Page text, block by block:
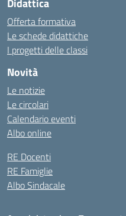
Didattica
Offerta formativa
Le schede didattiche
I progetti delle classi
Novità
Le notizie
Le circolari
Calendario eventi
Albo online
RE Docenti
RE Famiglie
Albo Sindacale